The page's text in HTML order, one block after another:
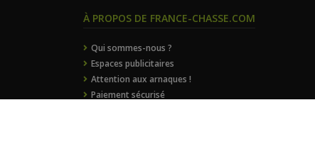
À PROPOS DE FRANCE-CHASSE.COM
Qui sommes-nous ?
Espaces publicitaires
Attention aux arnaques !
Paiement sécurisé